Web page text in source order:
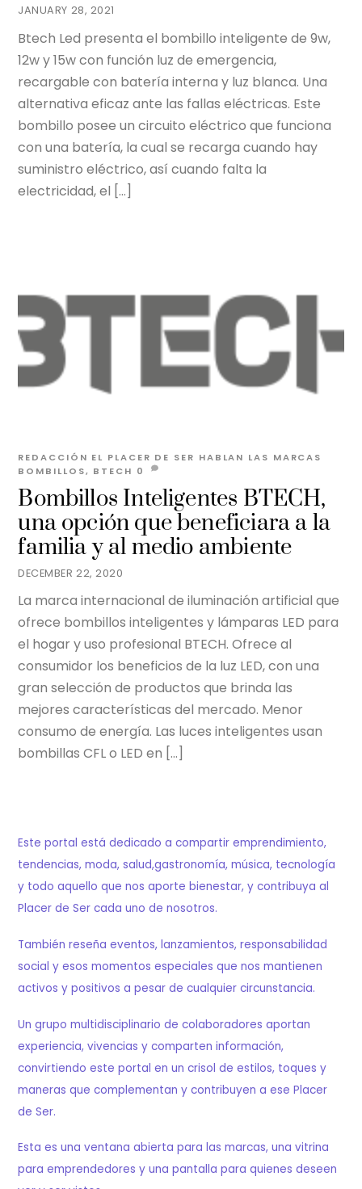
JANUARY 28, 2021
Btech Led presenta el bombillo inteligente de 9w,
12w y 15w con función luz de emergencia,
recargable con batería interna y luz blanca. Una
alternativa eficaz ante las fallas eléctricas. Este
bombillo posee un circuito eléctrico que funciona
con una batería, la cual se recarga cuando hay
suministro eléctrico, así cuando falta la
electricidad, el […]
DECEMBER 22, 2020
Bombillos Inteligentes BTECH,
una opción que beneficiara a la
familia y al medio ambiente
REDACCIÓN EL PLACER DE SER HABLAN LAS MARCAS
BOMBILLOS, BTECH 0
La marca internacional de iluminación artificial que
ofrece bombillos inteligentes y lámparas LED para
el hogar y uso profesional BTECH. Ofrece al
consumidor los beneficios de la luz LED, con una
gran selección de productos que brinda las
mejores características del mercado. Menor
consumo de energía. Las luces inteligentes usan
bombillas CFL o LED en […]
Este portal está dedicado a compartir emprendimiento,
tendencias, moda, salud,gastronomía, música, tecnología
y todo aquello que nos aporte bienestar, y contribuya al
Placer de Ser cada uno de nosotros.
También reseña eventos, lanzamientos, responsabilidad
social y esos momentos especiales que nos mantienen
activos y positivos a pesar de cualquier circunstancia.
Un grupo multidisciplinario de colaboradores aportan
experiencia, vivencias y comparten información,
convirtiendo este portal en un crisol de estilos, toques y
maneras que complementan y contribuyen a ese Placer
de Ser.
Esta es una ventana abierta para las marcas, una vitrina
para emprendedores y una pantalla para quienes deseen